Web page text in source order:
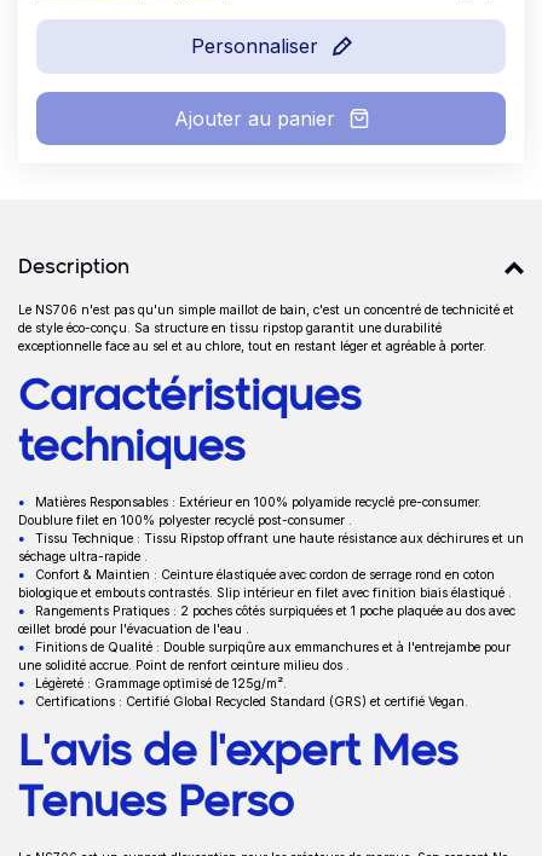
Personnaliser
Ajouter au panier
Détails produits
Description
Description
Le NS706 n'est pas qu'un simple maillot de bain, c'est un concentré de technicité et
de style éco-conçu. Sa structure en tissu ripstop garantit une durabilité
exceptionnelle face au sel et au chlore, tout en restant léger et agréable à porter.
Caractéristiques
techniques
Matières Responsables : Extérieur en 100% polyamide recyclé pre-consumer.
Doublure filet en 100% polyester recyclé post-consumer .
Tissu Technique : Tissu Ripstop offrant une haute résistance aux déchirures et un
séchage ultra-rapide .
Confort & Maintien : Ceinture élastiquée avec cordon de serrage rond en coton
biologique et embouts contrastés. Slip intérieur en filet avec finition biais élastiqué .
Rangements Pratiques : 2 poches côtés surpiquées et 1 poche plaquée au dos avec
œillet brodé pour l'évacuation de l'eau .
Finitions de Qualité : Double surpiqûre aux emmanchures et à l'entrejambe pour
une solidité accrue. Point de renfort ceinture milieu dos .
Légèreté : Grammage optimisé de 125g/m².
Certifications : Certifié Global Recycled Standard (GRS) et certifié Vegan.
L'avis de l'expert Mes
Tenues Perso